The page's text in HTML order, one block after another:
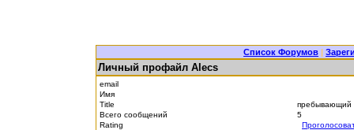
Список Форумов |
Личный профайл Alecs
email
Имя
Title
пребывающий
Всего сообщений
5
Rating